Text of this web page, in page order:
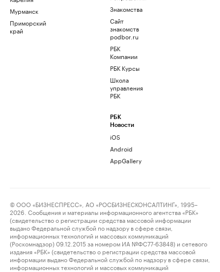
Мурманск
Приморский
край
Знакомства
Сайт
знакомств
podbor.ru
РБК
Компании
РБК Курсы
Школа
управления
РБК
РБК
Новости
iOS
Android
AppGallery
© ООО «БИЗНЕСПРЕСС», АО «РОСБИЗНЕСКОНСАЛТИНГ», 1995–
2026. Сообщения и материалы информационного агентства «РБК»
(свидетельство о регистрации средства массовой информации
выдано Федеральной службой по надзору в сфере связи,
информационных технологий и массовых коммуникаций
(Роскомнадзор) 09.12.2015 за номером ИА №ФС77-63848) и сетевого
издания «РБК» (свидетельство о регистрации средства массовой
информации выдано Федеральной службой по надзору в сфере связи,
информационных технологий и массовых коммуникаций